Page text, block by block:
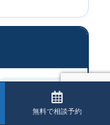
130h
無料で相談予約